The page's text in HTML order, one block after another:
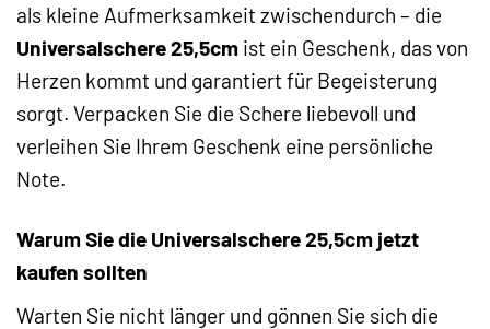
als kleine Aufmerksamkeit zwischendurch – die
Universalschere 25,5cm ist ein Geschenk, das von
Herzen kommt und garantiert für Begeisterung
sorgt. Verpacken Sie die Schere liebevoll und
verleihen Sie Ihrem Geschenk eine persönliche
Note.
Warum Sie die Universalschere 25,5cm jetzt
kaufen sollten
Warten Sie nicht länger und gönnen Sie sich die